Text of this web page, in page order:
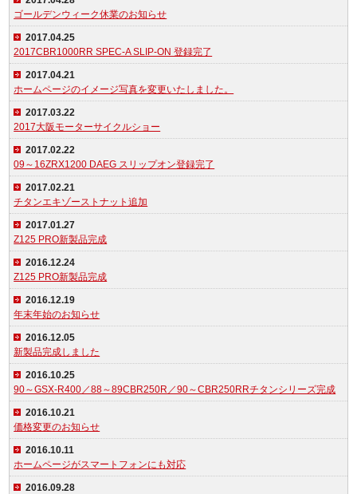
ゴールデンウィーク休業のお知らせ
2017.04.25
2017CBR1000RR SPEC-A SLIP-ON 登録完了
2017.04.21
ホームページのイメージ写真を変更いたしました。
2017.03.22
2017大阪モーターサイクルショー
2017.02.22
09～16ZRX1200 DAEG スリップオン登録完了
2017.02.21
チタンエキゾーストナット追加
2017.01.27
Z125 PRO新製品完成
2016.12.24
Z125 PRO新製品完成
2016.12.19
年末年始のお知らせ
2016.12.05
新製品完成しました
2016.10.25
90～GSX-R400／88～89CBR250R／90～CBR250RRチタンシリーズ完成
2016.10.21
価格変更のお知らせ
2016.10.11
ホームページがスマートフォンにも対応
2016.09.28